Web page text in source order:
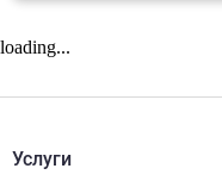
loading...
Услуги